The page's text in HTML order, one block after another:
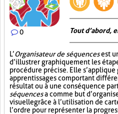
0 Tout d’abord,
L’Organisateur de séquencesest
d’illustrer graphiquement les
procédure précise. Elle
apprentissages comportant
résultat ou à une conséquence
séquencesa comme but
visuellegrâce à l’utilisation de
l’ordre pour représenter la